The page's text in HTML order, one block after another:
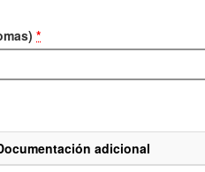
*
adicional